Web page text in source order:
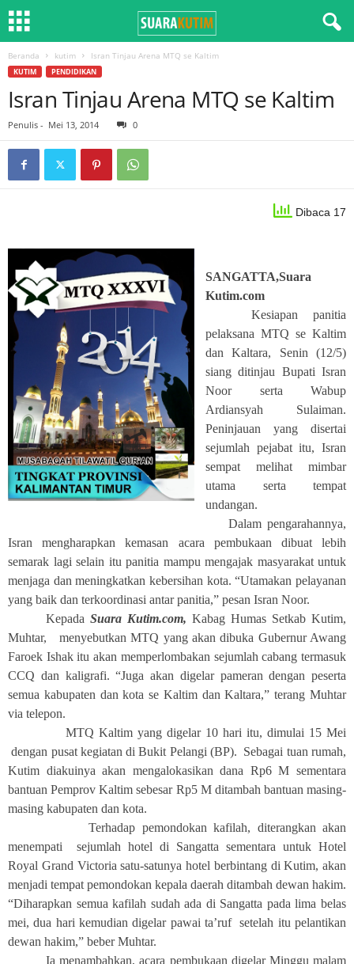
Beranda kutim Isran Tinjau Arena MTQ se Kaltim
KUTIM PENDIDIKAN
Isran Tinjau Arena MTQ se Kaltim
Penulis - Mei 13, 2014 0
Dibaca 17
SANGATTA,Suara
Kutim.com
Kesiapan panitia
pelaksana MTQ se Kaltim
dan Kaltara, Senin (12/5)
siang ditinjau Bupati Isran
Noor serta Wabup
Ardiansyah Sulaiman.
Peninjauan yang disertai
sejumlah pejabat itu, Isran
sempat melihat mimbar
utama serta tempat
undangan.
Dalam pengarahannya,
Isran mengharapkan kemasan acara pembukaan dibuat lebih
semarak lagi selain itu panitia mampu mengajak masyarakat untuk
menjaga dan meningkatkan kebersihan kota. “Utamakan pelayanan
yang baik dan terkoordinasi antar panitia,” pesan Isran Noor.
KepadaSuara Kutim.com, Kabag Humas Setkab Kutim,
Muhtar,
menyebutkan MTQ yang akan dibuka Gubernur Awang
Faroek Ishak itu akan memperlombakan sejumlah cabang termasuk
CCQ dan kaligrafi. “Juga akan digelar pameran dengan peserta
semua kabupaten dan kota se Kaltim dan Kaltara,” terang Muhtar
via telepon.
MTQ Kaltim yang digelar 10 hari itu, dimulai 15 Mei
dengan pusat kegiatan di Bukit Pelangi (BP). Sebagai tuan rumah,
Kutim diakuinya akan mengalokasikan dana Rp6 M sementara
bantuan Pemprov Kaltim sebesar Rp5 M ditambah bantuan masing-
masing kabupaten dan kota.
Terhadap pemondokan kafilah, diterangkan akan
menempati
sejumlah hotel di Sangatta sementara untuk Hotel
Royal Grand Victoria satu-satunya hotel berbintang di Kutim, akan
menjadi tempat pemondokan kepala daerah ditambah dewan hakim.
“Diharapkan semua kafilah sudah ada di Sangatta pada lima belas
mei, dua hari kemudian digelar pawai ta’ruf setelah itu pelantikan
dewan hakim,” beber Muhtar.
Ia menambahkan, acara pembukaan digelar Minggu malam